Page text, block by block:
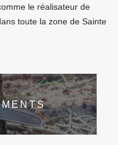
le réalisateur de
toute la zone de Sainte